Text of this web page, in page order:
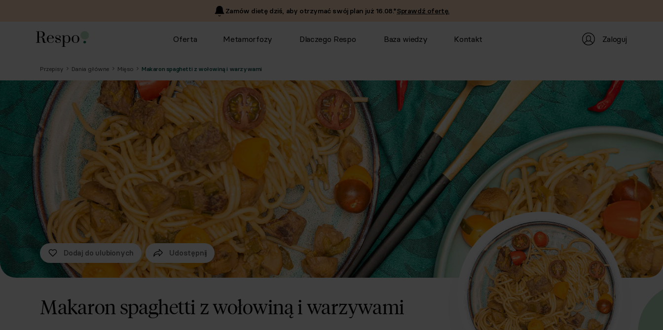
Zamów dietę dziś, aby otrzymać swój plan już 16.08.*Sprawdź ofertę.
Oferta Metamorfozy Dlaczego Respo Baza wiedzy Kontakt Zaloguj
Przepisy Dania główne Mięso Makaron spaghetti z wołowiną i warzywami
Dodaj do ulubionych Udostępnij
Makaron spaghetti z wołowiną i warzywami